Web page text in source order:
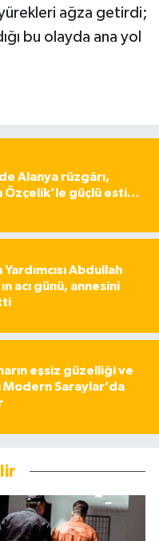
yürekleri ağza getirdi;
bu olayda ana yol
Alanya rüzgârı,
Özçelik’le güçlü esti…
Yardımcısı Abdullah
acı günü, annesini
eşsiz güzelliği ve
Modern Saraylar’da